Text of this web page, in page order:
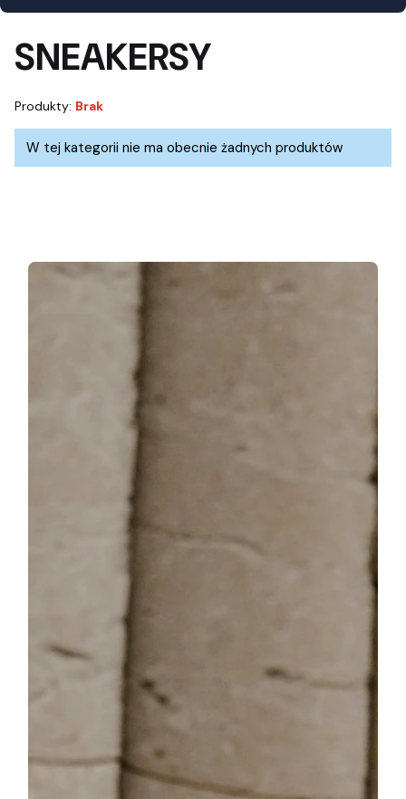
Materiał wnętrza Wkładka
Rodzaj obcasa
Rodzaj zapięcia Tęgość Ocieplenie
SNEAKERSY
Produkty: Brak
Lista produktów
W tej kategorii nie ma obecnie żadnych produktów